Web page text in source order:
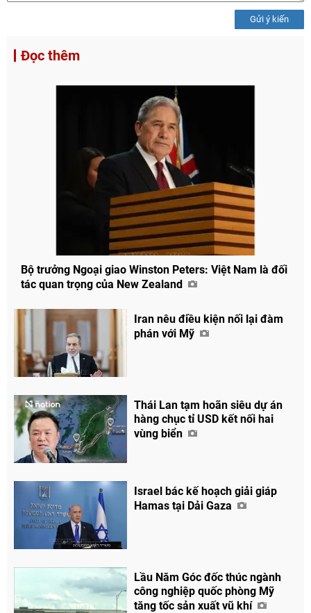
Gửi ý kiến
Đọc thêm
Bộ trưởng Ngoại giao Winston Peters: Việt Nam là đối
tác quan trọng của New Zealand
Iran nêu điều kiện nối lại đàm
phán với Mỹ
Thái Lan tạm hoãn siêu dự án
hàng chục tỉ USD kết nối hai
vùng biển
Israel bác kế hoạch giải giáp
Hamas tại Dải Gaza
Lầu Năm Góc đốc thúc ngành
công nghiệp quốc phòng Mỹ
tăng tốc sản xuất vũ khí